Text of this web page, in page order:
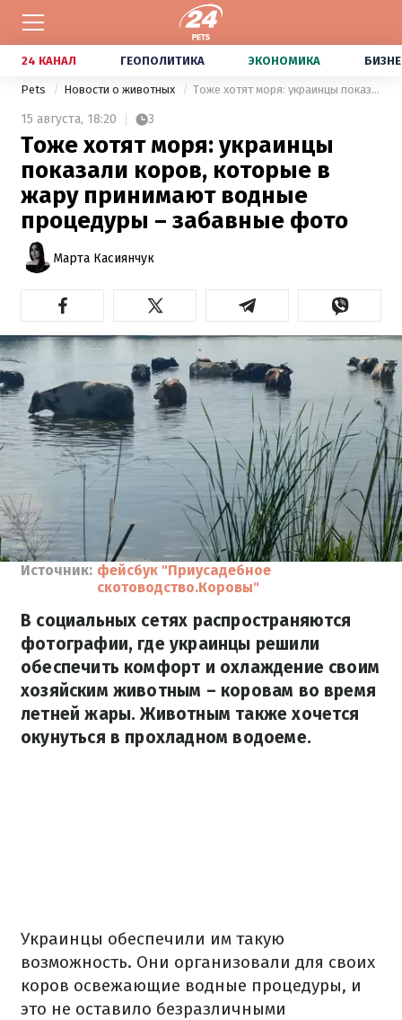
24 КАНАЛ ГЕОПОЛИТИКА ЭКОНОМИКА
Pets Новости о животных Тоже хотят моря: украинцы показали коров, которые в жару принимают водные процедуры – забавные фото
15 августа, 18:20 3
Тоже хотят моря: украинцы
показали коров, которые в
жару принимают водные
процедуры – забавные фото
Марта Касиянчук
Источник: фейсбук "Приусадебное
скотоводство.Коровы"
В социальных сетях распространяются
фотографии, где украинцы решили
обеспечить комфорт и охлаждение своим
хозяйским животным – коровам во время
летней жары. Животным также хочется
окунуться в прохладном водоеме.
Украинцы обеспечили им такую
возможность. Они организовали для своих
коров освежающие водные процедуры, и
это не оставило безразличными